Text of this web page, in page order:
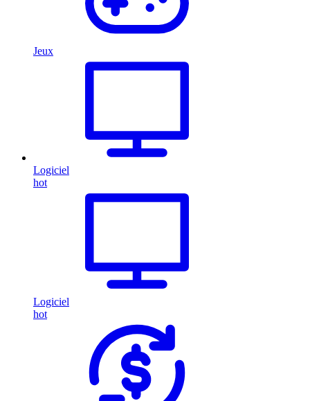
Jeux
Logiciel
hot
Logiciel
hot